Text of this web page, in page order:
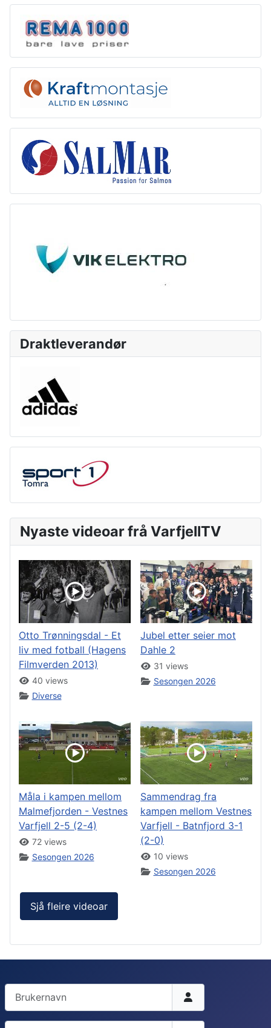
Draktleverandør
Nyaste videoar frå VarfjellTV
Otto Trønningsdal - Et
liv med fotball (Hagens
Filmverden 2013)
40 views
Diverse
Jubel etter seier mot
Dahle 2
31 views
Sesongen 2026
Måla i kampen mellom
Malmefjorden - Vestnes
Varfjell 2-5 (2-4)
72 views
Sesongen 2026
Sammendrag fra
kampen mellom Vestnes
Varfjell - Batnfjord 3-1
(2-0)
10 views
Sesongen 2026
Sjå fleire videoar
Brukernavn